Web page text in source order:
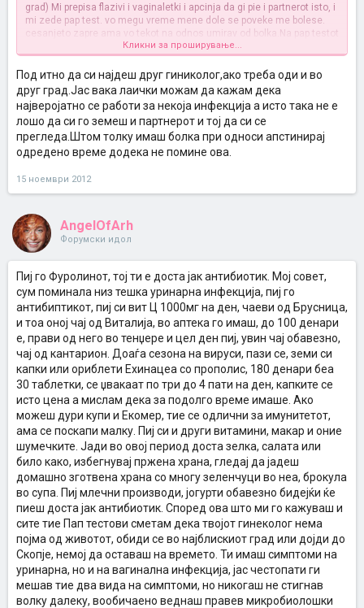
grad) Mi prepisa flazivi i vaginaletki i apcinja da gi pie i partnerot isto, i
mi zede pap test. vo megu vreme mene dole se poveke me bolese.
cesanjeto zapre ama vo tekot na odnos umirav od bolka.Na pap testot
mi izlegoa zagrizuvacki rezultati. Pronajdeni se kancerogeni kletki na
grloto na matkata. Mi dade vitamini za imunitetot i pak mi zede pap
test za da proveri dali ima prisustvo na HPV virusot. nemase
prisustvo i pak mi zede pap test. potoa na pap tesot i pisale na
doktorkata da zeme biopsija. Toa na nikoj ne mu go preporacuvam
zasto rodiv dete i tolku ne me bolese kako sto bolese biopsija (bez
anestezija). Negativni bea i tuka rezultatie. Dodeka mene pocna
stomakot da mi se naduva malku, a bolkata za vreme na odnos e
uzasna. kako da me gori vnatre. pocnav se pocesto da mokram i toa
posle menstruacija.toa mene nikogas ne mi se slucilo. neprijaten
ja molev da gi povtorime mikrobioloskite analizi ama ona majtap pravi
so mene, tie analizi bile za tie sto go izneveruvaat partnerot. I NE
nema drug ginekolog vo toj grad. otidov kaj opstiot doktor za istite
simpotmi deka imam cesto mokrenje i vo urinata mi najde bakterii. ja
rezultatite vikaat nema pronajdeno bakterii. a opstiot doktor mi pisa
Furolin. jas veke ne znam koj pat da go fatam.Ke ve molam da mi
pomognite
Кликни за проширување...
Под итно да си најдеш друг гиниколог,ако треба оди и во
друг град.Јас вака лаички можам да кажам дека
најверојатно се работи за некоја инфекција а исто така не е
лошо да си го земеш и партнерот и тој да си се
прегледа.Штом толку имаш болка при односи апстинирај
одредено време додека не помине ова.
15 ноември 2012
AngelOfArh
Форумски идол
Пиј го Фуролинот, тој ти е доста јак антибиотик. Мој совет,
сум поминала низ тешка уринарна инфекција, пиј го
антибиптикот, пиј си вит Ц 1000мг на ден, чаеви од Брусница,
и тоа оној чај од Виталија, во аптека го имаш, до 100 денари
е, прави од него во тенџере и цел ден пиј, увин чај обавезно,
чај од кантарион. Доаѓа сезона на вируси, пази се, земи си
капки или ориблети Ехинацеа со прополис, 180 денари беа
30 таблетки, се џвакаат по три до 4 пати на ден, капките се
исто цена а мислам дека за подолго време имаше. Ако
можеш дури купи и Екомер, тие се одлични за имунитетот,
ама се поскапи малку. Пиј си и други витамини, макар и оние
шумечките. Јади во овој период доста зелка, салата или
било како, избегнувај пржена храна, гледај да јадеш
домашно зготвена храна со многу зеленчуци во неа, брокула
во супа. Пиј млечни производи, јогурти обавезно бидејќи ќе
пиеш доста јак антибиотик. Според ова што ми го кажуваш и
сите тие Пап тестови сметам дека твојот гинеколог нема
појма од животот, обиди се во најблискиот град или дојди до
Скопје, немој да оставаш на времето. Ти имаш симптоми на
уринарна, но и на вагинална инфекција, јас честопати ги
мешав тие два вида на симптоми, но никогаш не стигнав
волку далеку, вообичаено веднаш правев микробиолошки